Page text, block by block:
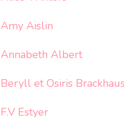
Amy Aislin
Annabeth Albert
Beryll et Osiris Brackhaus
F.V Estyer